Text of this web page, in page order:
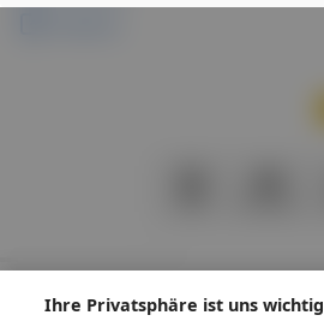
Ihre Privatsphäre ist uns wichtig